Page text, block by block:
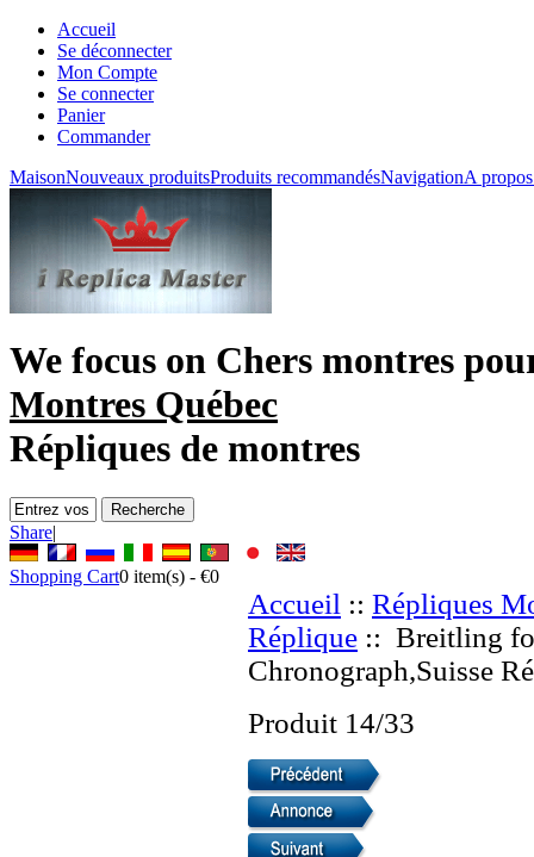
Accueil
Se déconnecter
Mon Compte
Se connecter
Panier
Commander
MaisonNouveaux produitsProduits recommandésNavigationA
We focus on Chers montres
Montres Québec
Répliques de montres
Share|
Shopping Cart0 item(s) - €0
Accueil :: Répliques
Réplique :: Breitling
Chronograph,Suisse
Produit 14/33